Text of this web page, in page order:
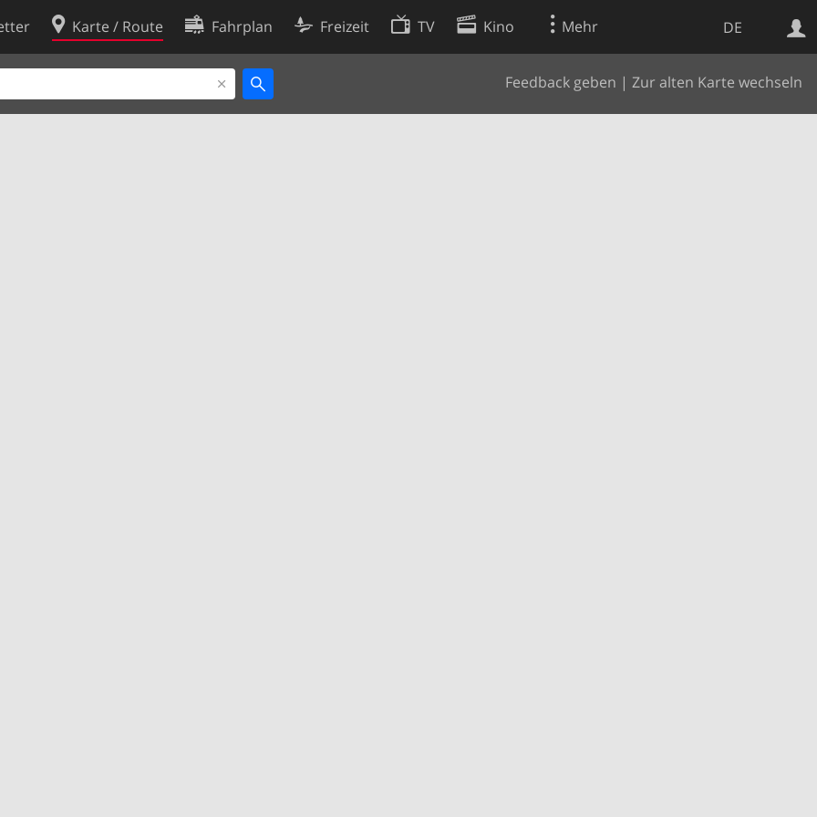
DE
Karte / Route Fahrplan Freizeit TV Kino Mehr
Feedback geben | Zur alten Karte wechseln
Websuche
Cookie-Richtlinie
Cookie-Einstellungen